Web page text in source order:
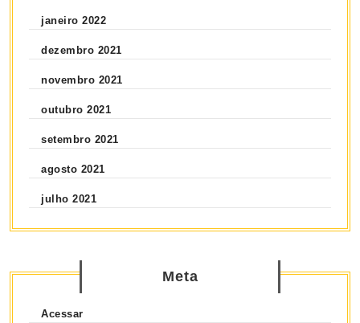
janeiro 2022
dezembro 2021
novembro 2021
outubro 2021
setembro 2021
agosto 2021
julho 2021
Meta
Acessar